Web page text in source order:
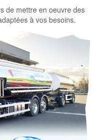
de mettre en oeuvre des
à vos besoins.